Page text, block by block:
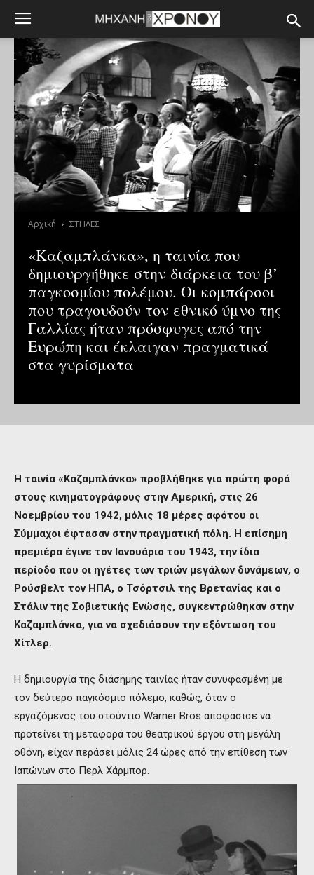
Αρχική ΣΤΗΛΕΣ
«Καζαμπλάνκα», η ταινία που
δημιουργήθηκε στην διάρκεια του β’
παγκοσμίου πολέμου. Οι κομπάρσοι
που τραγουδούν τον εθνικό ύμνο της
Γαλλίας ήταν πρόσφυγες από την
Ευρώπη και έκλαιγαν πραγματικά
στα γυρίσματα
Η ταινία «Καζαμπλάνκα» προβλήθηκε για πρώτη φορά
στους κινηματογράφους στην Αμερική, στις 26
Νοεμβρίου του 1942, μόλις 18 μέρες αφότου οι
Σύμμαχοι έφτασαν στην πραγματική πόλη. Η επίσημη
πρεμιέρα έγινε τον Ιανουάριο του 1943, την ίδια
περίοδο που οι ηγέτες των τριών μεγάλων δυνάμεων, ο
Ρούσβελτ τον ΗΠΑ, ο Τσόρτσιλ της Βρετανίας και ο
Στάλιν της Σοβιετικής Ενώσης, συγκεντρώθηκαν στην
Καζαμπλάνκα, για να σχεδιάσουν την εξόντωση του
Χίτλερ.
Η δημιουργία της διάσημης ταινίας ήταν συνυφασμένη με
τον δεύτερο παγκόσμιο πόλεμο, καθώς, όταν ο
εργαζόμενος του στούντιο Warner Bros αποφάσισε να
προτείνει τη μεταφορά του θεατρικού έργου στη μεγάλη
οθόνη, είχαν περάσει μόλις 24 ώρες από την επίθεση των
Ιαπώνων στο Περλ Χάρμπορ.